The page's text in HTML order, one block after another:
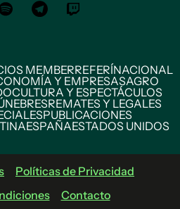
MEMBERREFERÍNACIONAL
Y EMPRESASAGRO
CULTURA Y ESPECTÁCULOS
REMATES Y LEGALES
PUBLICACIONES
ESPAÑAESTADOS UNIDOS
Políticas de Privacidad
Contacto